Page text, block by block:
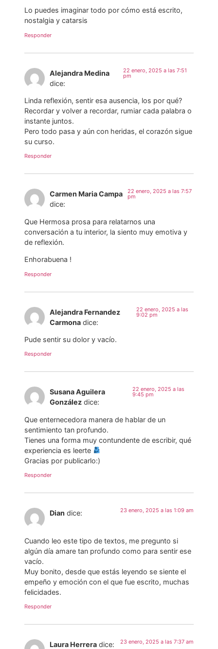
Lo puedes imaginar todo por cómo está escrito,
nostalgia y catarsis
Responder
Alejandra Medina
dice:
22 enero, 2025 a las 7:51
pm
Linda reflexión, sentir esa ausencia, los por qué?
Recordar y volver a recordar, rumiar cada palabra o
instante juntos.
Pero todo pasa y aún con heridas, el corazón sigue
su curso.
Responder
Carmen Maria Campa
dice:
22 enero, 2025 a las 7:57
pm
Que Hermosa prosa para relatarnos una
conversación a tu interior, la siento muy emotiva y
de reflexión.
Enhorabuena !
Responder
Alejandra Fernandez
Carmona dice:
22 enero, 2025 a las
9:02 pm
Pude sentir su dolor y vacío.
Responder
Susana Aguilera
González dice:
22 enero, 2025 a las
9:45 pm
Que enternecedora manera de hablar de un
sentimiento tan profundo.
Tienes una forma muy contundente de escribir, qué
experiencia es leerte
Gracias por publicarlo:)
Responder
Dian dice: 23 enero, 2025 a las 1:09 am
Cuando leo este tipo de textos, me pregunto si
algún día amare tan profundo como para sentir ese
vacío.
Muy bonito, desde que estás leyendo se siente el
empeño y emoción con el que fue escrito, muchas
felicidades.
Responder
Laura Herrera dice: 23 enero, 2025 a las 7:37 am